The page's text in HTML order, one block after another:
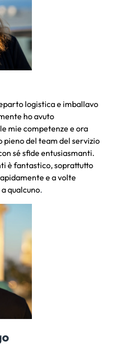
logistica e imballavo
ho avuto
mie competenze e ora
pieno del team del servizio
sé sfide entusiasmanti.
è fantastico, soprattutto
e a volte
qualcuno.